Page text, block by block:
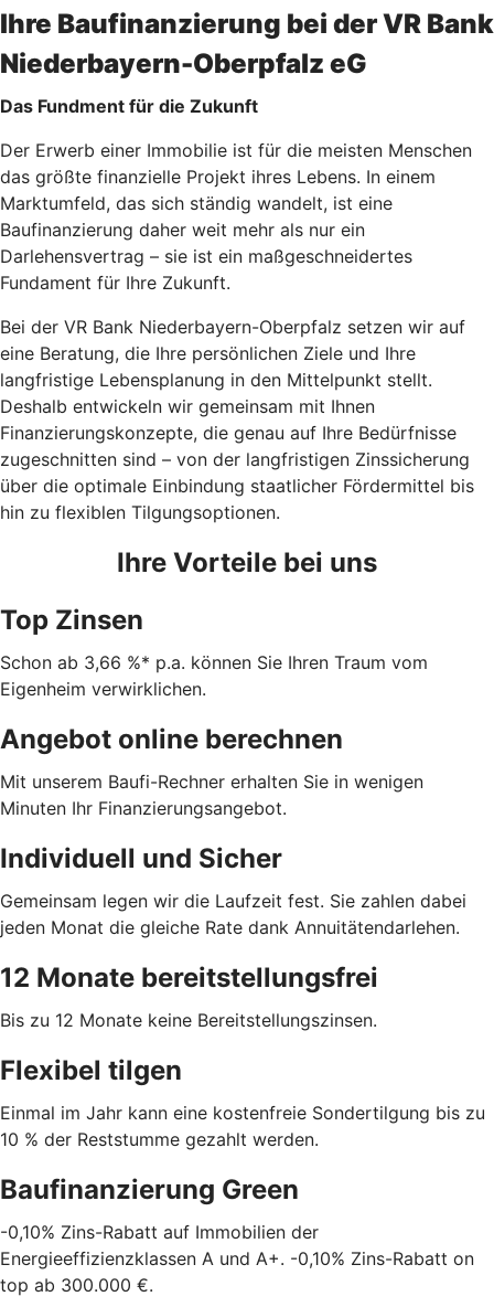
Ihre Baufinanzierung bei der VR Bank
Niederbayern-Oberpfalz eG
Das Fundment für die Zukunft
Der Erwerb einer Immobilie ist für die meisten Menschen
das größte finanzielle Projekt ihres Lebens. In einem
Marktumfeld, das sich ständig wandelt, ist eine
Baufinanzierung daher weit mehr als nur ein
Darlehensvertrag – sie ist ein maßgeschneidertes
Fundament für Ihre Zukunft.
Bei der VR Bank Niederbayern-Oberpfalz setzen wir auf
eine Beratung, die Ihre persönlichen Ziele und Ihre
langfristige Lebensplanung in den Mittelpunkt stellt.
Deshalb entwickeln wir gemeinsam mit Ihnen
Finanzierungskonzepte, die genau auf Ihre Bedürfnisse
zugeschnitten sind – von der langfristigen Zinssicherung
über die optimale Einbindung staatlicher Fördermittel bis
hin zu flexiblen Tilgungsoptionen.
Ihre Vorteile bei uns
Top Zinsen
Schon ab 3,66 %* p.a. können Sie Ihren Traum vom
Eigenheim verwirklichen.
Angebot online berechnen
Mit unserem Baufi-Rechner erhalten Sie in wenigen
Minuten Ihr Finanzierungsangebot.
Individuell und Sicher
Gemeinsam legen wir die Laufzeit fest. Sie zahlen dabei
jeden Monat die gleiche Rate dank Annuitätendarlehen.
12 Monate bereitstellungsfrei
Bis zu 12 Monate keine Bereitstellungszinsen.
Flexibel tilgen
Einmal im Jahr kann eine kostenfreie Sondertilgung bis zu
10 % der Reststumme gezahlt werden.
Baufinanzierung Green
-0,10% Zins-Rabatt auf Immobilien der
Energieeffizienzklassen A und A+. -0,10% Zins-Rabatt on
top ab 300.000 €.